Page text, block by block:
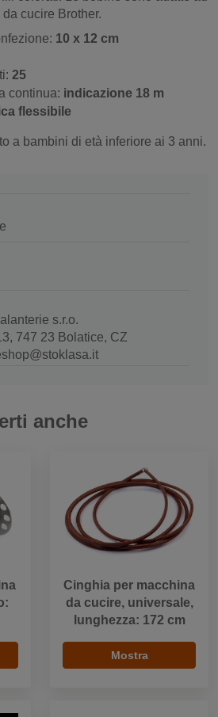
cucire Brother.
10 x 12 cm
25
continua: indicazione 18 m
flessibile
a bambini di età inferiore ai 3 anni.
s.r.o.
747 23 Bolatice, CZ
anche
Cinghia per macchina
da cucire, universale,
lunghezza: 172 cm
Mostra